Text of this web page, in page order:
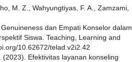
M. Z., Wahyungtiyas, F. A., Zamzami,
dan Empati Konselor dalam
Siswa. Teaching, Learning and
10.62672/telad.v2i2.42
Efektivitas layanan konseling